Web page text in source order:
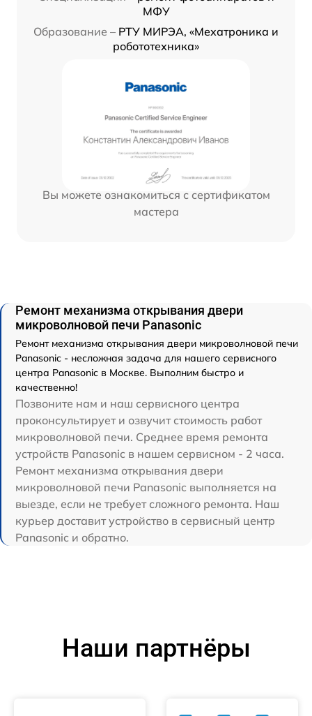
МФУ
Образование – РТУ МИРЭА, «Мехатроника и
робототехника»
Вы можете ознакомиться с сертификатом
мастера
Ремонт механизма открывания двери
микроволновой печи Panasonic
Ремонт механизма открывания двери микроволновой печи
Panasonic - несложная задача для нашего сервисного
центра Panasonic в Москве. Выполним быстро и
качественно!
Позвоните нам и наш сервисного центра
проконсультирует и озвучит стоимость работ
микроволновой печи. Среднее время ремонта
устройств Panasonic в нашем сервисном - 2 часа.
Ремонт механизма открывания двери
микроволновой печи Panasonic выполняется на
выезде, если не требует сложного ремонта. Наш
курьер доставит устройство в сервисный центр
Panasonic и обратно.
Наши партнёры